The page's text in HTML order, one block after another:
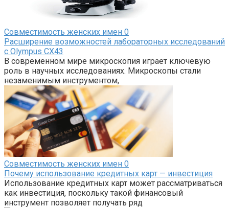
Совместимость женских имен 0
Расширение возможностей лабораторных исследований
с Olympus CX43
В современном мире микроскопия играет ключевую
роль в научных исследованиях. Микроскопы стали
незаменимым инструментом,
Совместимость женских имен 0
Почему использование кредитных карт — инвестиция
Использование кредитных карт может рассматриваться
как инвестиция, поскольку такой финансовый
инструмент позволяет получать ряд